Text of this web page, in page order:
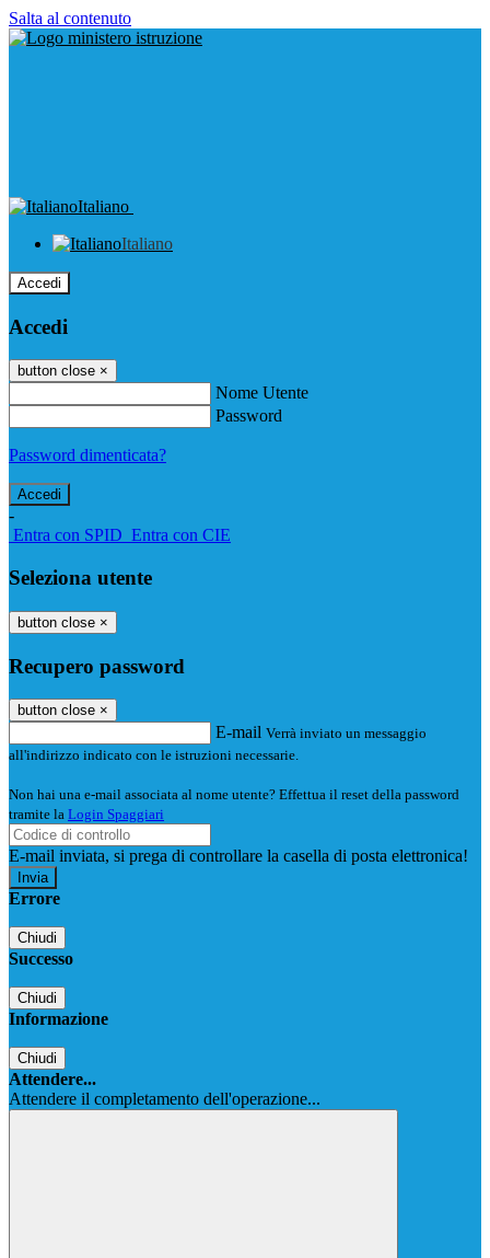
Salta al contenuto
Italiano
Italiano
Accedi
Accedi
button close ×
Nome Utente
Password
Password dimenticata?
-
Entra con SPID Entra con CIE
Seleziona utente
button close ×
Recupero password
button close ×
E-mail Verrà inviato un messaggio
all'indirizzo indicato con le istruzioni necessarie.
Non hai una e-mail associata al nome utente? Effettua il reset della password
tramite la Login Spaggiari
E-mail inviata, si prega di controllare la casella di posta elettronica!
Errore
Chiudi
Successo
Chiudi
Informazione
Chiudi
Attendere...
Attendere il completamento dell'operazione...